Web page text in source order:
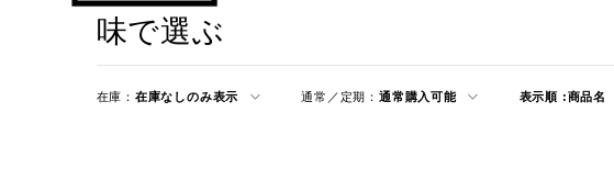
味で選ぶ
在庫： 在庫なしのみ表示 通常／定期： 通常購入可能 表示順 :商品名